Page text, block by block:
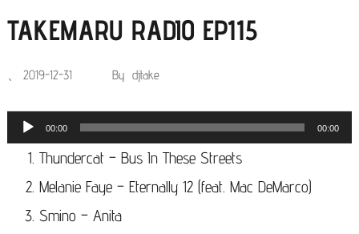
へ
キ
ッ
(Enter
TAKEMARU RADIO EP115
、 2019-12-31 By djtake
00:00 00:00
Thundercat – Bus In These Streets
Melanie Faye – Eternally 12 (feat. Mac DeMarco)
Smino – Anita